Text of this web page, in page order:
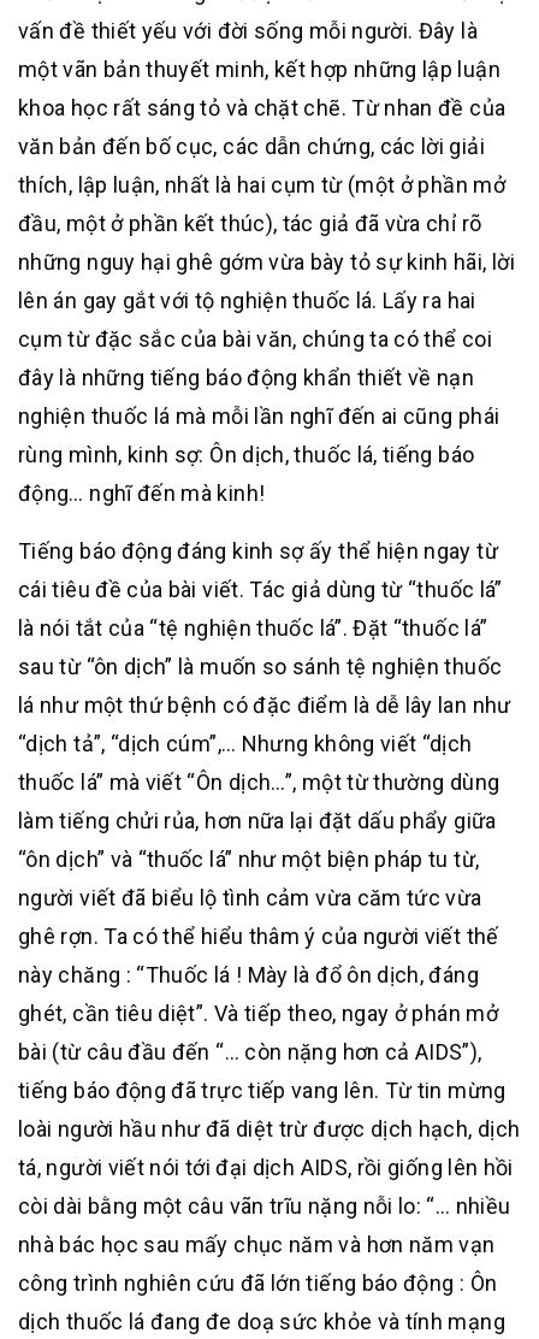
vấn đề thiết yếu với đời sống mỗi người. Đây là
một vãn bản thuyết minh, kết hợp những lập luận
khoa học rất sáng tỏ và chặt chẽ. Từ nhan đề của
văn bản đến bố cục, các dẫn chứng, các lời giải
thích, lập luận, nhất là hai cụm từ (một ở phần mở
đầu, một ở phần kết thúc), tác giả đã vừa chỉ rõ
những nguy hại ghê gớm vừa bày tỏ sự kinh hãi, lời
lên án gay gắt với tộ nghiện thuốc lá. Lấy ra hai
cụm từ đặc sắc của bài văn, chúng ta có thể coi
đây là những tiếng báo động khẩn thiết về nạn
nghiện thuốc lá mà mỗi lần nghĩ đến ai cũng phái
rùng mình, kinh sợ: Ôn dịch, thuốc lá, tiếng báo
động… nghĩ đến mà kinh!
Tiếng báo động đáng kinh sợ ấy thể hiện ngay từ
cái tiêu đề của bài viết. Tác giả dùng từ “thuốc lá”
là nói tắt của “tệ nghiện thuốc lá”. Đặt “thuốc lá”
sau từ “ôn dịch” là muốn so sánh tệ nghiện thuốc
lá như một thứ bệnh có đặc điểm là dễ lây lan như
“dịch tả”, “dịch cúm”,… Nhưng không viết “dịch
thuốc lá” mà viết “Ôn dịch…”, một từ thường dùng
làm tiếng chửi rủa, hơn nữa lại đặt dấu phẩy giữa
“ôn dịch” và “thuốc lá” như một biện pháp tu từ,
người viết đã biểu lộ tình cảm vừa căm tức vừa
ghê rợn. Ta có thể hiểu thâm ý của người viết thế
này chăng : “Thuốc lá ! Mày là đổ ôn dịch, đáng
ghét, cần tiêu diệt”. Và tiếp theo, ngay ở phán mở
bài (từ câu đầu đến “… còn nặng hơn cả AIDS”),
tiếng báo động đã trực tiếp vang lên. Từ tin mừng
loài người hầu như đã diệt trừ được dịch hạch, dịch
tá, người viết nói tới đại dịch AIDS, rồi giống lên hồi
còi dài bằng một câu vãn trĩu nặng nỗi lo: “… nhiều
nhà bác học sau mấy chục năm và hơn năm vạn
công trình nghiên cứu đã lớn tiếng báo động : Ôn
dịch thuốc lá đang đe doạ sức khỏe và tính mạng